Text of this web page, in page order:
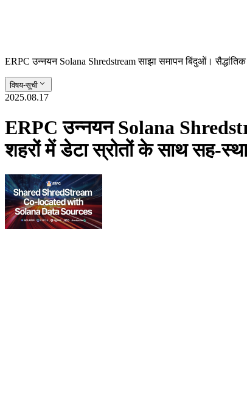
ERPC उन्नयन Solana Shredstream साझा समापन बिंदुओं।
विषय-सूची
2025.08.17
ERPC उन्नयन Solana
शहरों में डेटा स्रोतों के साथ सह-